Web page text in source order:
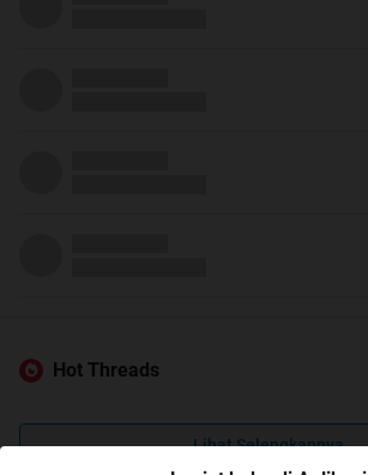
Hot Threads
Lihat Selengkapnya